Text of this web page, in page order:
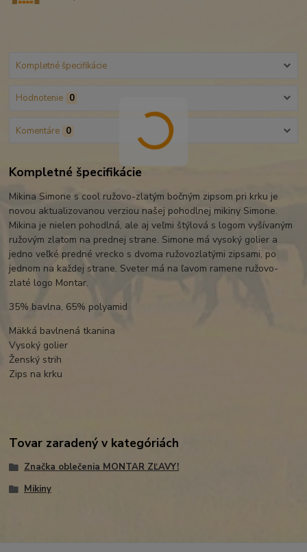
Kompletné špecifikácie
Hodnotenie 0
Komentáre 0
Kompletné špecifikácie
Mikina Simone s cool ružovo-zlatým bočným zipsom pri krku je
novou aktualizovanou verziou našej pohodlnej mikiny Simone.
Mikina je nielen pohodlná, ale aj veľmi štýlová s logom vyšívaným
ružovým zlatom na prednej strane. Simone má vysoký golier a
jedno veľké predné vrecko s dvoma ružovozlatými zipsami, po
jednom na každej strane. Sveter má na ľavom ramene ružovo-
zlaté logo Montar.
35% bavlna, 65% polyamid
Mäkká bavlnená tkanina
Vysoký golier
Ženský strih
Zips na krku
Tovar zaradený v kategóriách
Značka oblečenia MONTAR ZĽAVY!
Mikiny